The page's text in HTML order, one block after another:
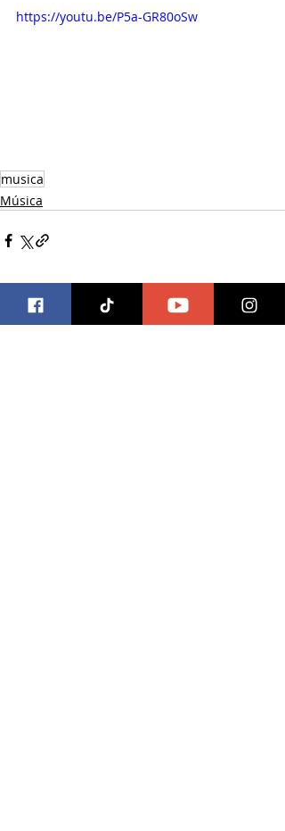
https://youtu.be/P5a-GR80oSw
musica
Música
Entradas recientes Ver todo